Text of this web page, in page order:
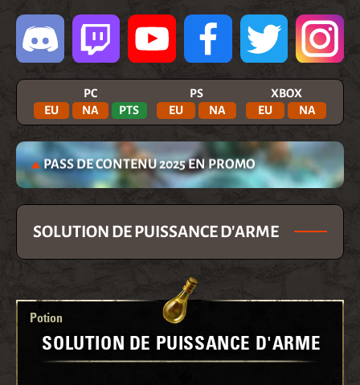
PC
EU
NA PTS
PS
EU
NA
XBOX
EU
NA
PASS DE CONTENU 2025 EN PROMO
SOLUTION DE PUISSANCE D'ARME
Potion
SOLUTION DE PUISSANCE D'ARME